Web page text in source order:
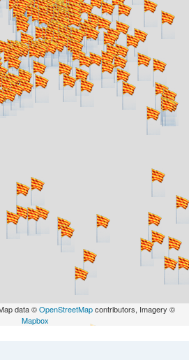
data ©OpenStreetMapcontributors, Imagery ©
Mapbox